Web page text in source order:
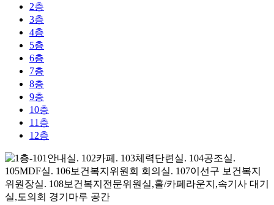
2층
3층
4층
5층
6층
7층
8층
9층
10층
11층
12층